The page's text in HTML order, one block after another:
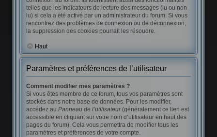
telles que les indicateurs de lecture des messages (lu ou non
lu) si cela a été activé par un administrateur du forum. Si vous
rencontrez des problèmes de connexion ou de déconnexion,
la suppression des cookies pourrait les résoudre.
Haut
Paramètres et préférences de l’utilisateur
Comment modifier mes paramètres ?
Si vous êtes membre de ce forum, tous vos paramètres sont
stockés dans notre base de données. Pour les modifier,
accédez au Panneau de l’utilisateur(généralement ce lien est
accessible en cliquant sur votre nom d’utilisateur en haut des
pages du forum). Cela vous permettra de modifier tous les
paramètres et préférences de votre compte.